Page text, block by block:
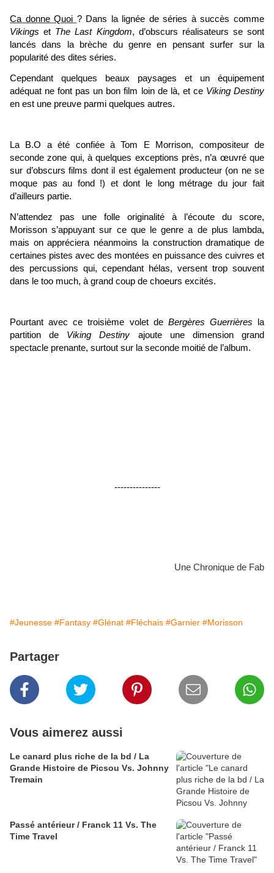
Ca donne Quoi ? Dans la lignée de séries à succès comme
Vikings et The Last Kingdom, d’obscurs réalisateurs se sont
lancés dans la brèche du genre en pensant surfer sur la
popularité des dites séries.
Cependant quelques beaux paysages et un équipement
adéquat ne font pas un bon film loin de là, et ce Viking Destiny
en est une preuve parmi quelques autres.
La B.O a été confiée à Tom E Morrison, compositeur de
seconde zone qui, à quelques exceptions près, n’a œuvré que
sur d’obscurs films dont il est également producteur (on ne se
moque pas au fond !) et dont le long métrage du jour fait
d’ailleurs partie.
N’attendez pas une folle originalité à l’écoute du score,
Morisson s’appuyant sur ce que le genre a de plus lambda,
mais on appréciera néanmoins la construction dramatique de
certaines pistes avec des montées en puissance des cuivres et
des percussions qui, cependant hélas, versent trop souvent
dans le too much, à grand coup de choeurs excités.
Pourtant avec ce troisième volet de Bergères Guerrières la
partition de Viking Destiny ajoute une dimension grand
spectacle prenante, surtout sur la seconde moitié de l’album.
---------------
Une Chronique de Fab
#Jeunesse #Fantasy #Glénat #Fléchais #Garnier #Morisson
Partager
Vous aimerez aussi
Le canard plus riche de la bd / La
Grande Histoire de Picsou Vs. Johnny
Tremain
Passé antérieur / Franck 11 Vs. The
Time Travel